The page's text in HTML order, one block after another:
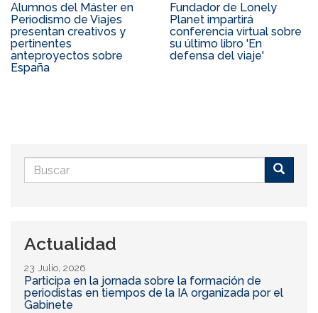
Alumnos del Máster en
Periodismo de Viajes
presentan creativos y
pertinentes
anteproyectos sobre
España
Fundador de Lonely
Planet impartirá
conferencia virtual sobre
su último libro 'En
defensa del viaje'
Formulario
de
Actualidad
23 Julio, 2026
Participa en la jornada sobre la formación de
periodistas en tiempos de la IA organizada por el
Gabinete